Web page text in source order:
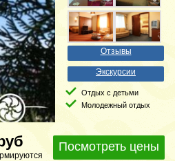
Отзывы
Экскурсии
Отдых с детьми
Молодежный отдых
Посмотреть цены